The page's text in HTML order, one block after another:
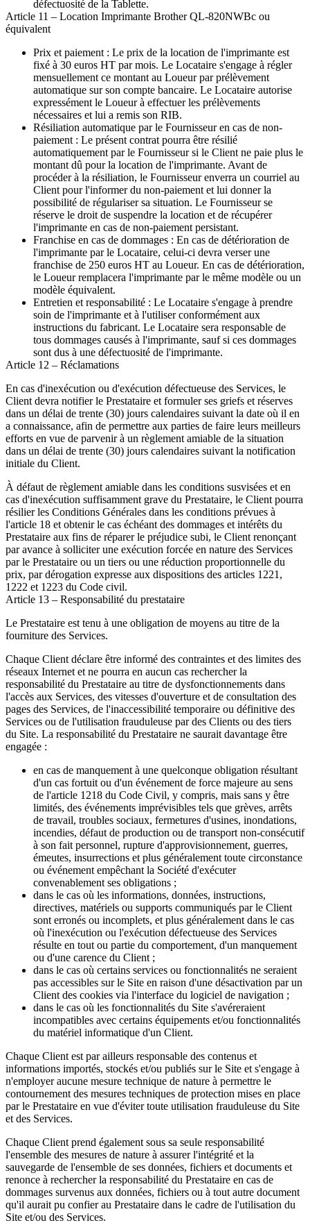
défectuosité de la Tablette.
Article 11 – Location Imprimante Brother QL-820NWBc ou
équivalent
Prix et paiement : Le prix de la location de l'imprimante est
fixé à 30 euros HT par mois. Le Locataire s'engage à régler
mensuellement ce montant au Loueur par prélèvement
automatique sur son compte bancaire. Le Locataire autorise
expressément le Loueur à effectuer les prélèvements
nécessaires et lui a remis son RIB.
Résiliation automatique par le Fournisseur en cas de non-
paiement : Le présent contrat pourra être résilié
automatiquement par le Fournisseur si le Client ne paie plus le
montant dû pour la location de l'imprimante. Avant de
procéder à la résiliation, le Fournisseur enverra un courriel au
Client pour l'informer du non-paiement et lui donner la
possibilité de régulariser sa situation. Le Fournisseur se
réserve le droit de suspendre la location et de récupérer
l'imprimante en cas de non-paiement persistant.
Franchise en cas de dommages : En cas de détérioration de
l'imprimante par le Locataire, celui-ci devra verser une
franchise de 250 euros HT au Loueur. En cas de détérioration,
le Loueur remplacera l'imprimante par le même modèle ou un
modèle équivalent.
Entretien et responsabilité : Le Locataire s'engage à prendre
soin de l'imprimante et à l'utiliser conformément aux
instructions du fabricant. Le Locataire sera responsable de
tous dommages causés à l'imprimante, sauf si ces dommages
sont dus à une défectuosité de l'imprimante.
Article 12 – Réclamations
En cas d'inexécution ou d'exécution défectueuse des Services, le
Client devra notifier le Prestataire et formuler ses griefs et réserves
dans un délai de trente (30) jours calendaires suivant la date où il en
a connaissance, afin de permettre aux parties de faire leurs meilleurs
efforts en vue de parvenir à un règlement amiable de la situation
dans un délai de trente (30) jours calendaires suivant la notification
initiale du Client.
À défaut de règlement amiable dans les conditions susvisées et en
cas d'inexécution suffisamment grave du Prestataire, le Client pourra
résilier les Conditions Générales dans les conditions prévues à
l'article 18 et obtenir le cas échéant des dommages et intérêts du
Prestataire aux fins de réparer le préjudice subi, le Client renonçant
par avance à solliciter une exécution forcée en nature des Services
par le Prestataire ou un tiers ou une réduction proportionnelle du
prix, par dérogation expresse aux dispositions des articles 1221,
1222 et 1223 du Code civil.
Article 13 – Responsabilité du prestataire
Le Prestataire est tenu à une obligation de moyens au titre de la
fourniture des Services.
Chaque Client déclare être informé des contraintes et des limites des
réseaux Internet et ne pourra en aucun cas rechercher la
responsabilité du Prestataire au titre de dysfonctionnements dans
l'accès aux Services, des vitesses d'ouverture et de consultation des
pages des Services, de l'inaccessibilité temporaire ou définitive des
Services ou de l'utilisation frauduleuse par des Clients ou des tiers
du Site. La responsabilité du Prestataire ne saurait davantage être
engagée :
en cas de manquement à une quelconque obligation résultant
d'un cas fortuit ou d'un événement de force majeure au sens
de l'article 1218 du Code Civil, y compris, mais sans y être
limités, des événements imprévisibles tels que grèves, arrêts
de travail, troubles sociaux, fermetures d'usines, inondations,
incendies, défaut de production ou de transport non-consécutif
à son fait personnel, rupture d'approvisionnement, guerres,
émeutes, insurrections et plus généralement toute circonstance
ou événement empêchant la Société d'exécuter
convenablement ses obligations ;
dans le cas où les informations, données, instructions,
directives, matériels ou supports communiqués par le Client
sont erronés ou incomplets, et plus généralement dans le cas
où l'inexécution ou l'exécution défectueuse des Services
résulte en tout ou partie du comportement, d'un manquement
ou d'une carence du Client ;
dans le cas où certains services ou fonctionnalités ne seraient
pas accessibles sur le Site en raison d'une désactivation par un
Client des cookies via l'interface du logiciel de navigation ;
dans le cas où les fonctionnalités du Site s'avéreraient
incompatibles avec certains équipements et/ou fonctionnalités
du matériel informatique d'un Client.
Chaque Client est par ailleurs responsable des contenus et
informations importés, stockés et/ou publiés sur le Site et s'engage à
n'employer aucune mesure technique de nature à permettre le
contournement des mesures techniques de protection mises en place
par le Prestataire en vue d'éviter toute utilisation frauduleuse du Site
et des Services.
Chaque Client prend également sous sa seule responsabilité
l'ensemble des mesures de nature à assurer l'intégrité et la
sauvegarde de l'ensemble de ses données, fichiers et documents et
renonce à rechercher la responsabilité du Prestataire en cas de
dommages survenus aux données, fichiers ou à tout autre document
qu'il aurait pu confier au Prestataire dans le cadre de l'utilisation du
Site et/ou des Services.